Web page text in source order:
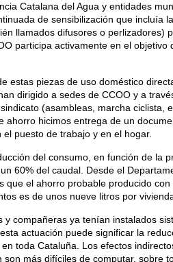
Catalana del Agua y entidades
de sensibilización que incluía la
llamados difusores o perlizadores)
participa activamente en el objetivo
estas piezas de uso doméstico
dirigido a sedes de CCOO y a
(asambleas, marcha ciclista,
ahorro hicimos entrega de un
puesto de trabajo y en el hogar.
del consumo, en función de la
60% del caudal. Desde el
que el ahorro probable producido con
es de unos nueve litros por
y compañeras ya tenían instalados
actuación puede significar la
toda Cataluña. Los efectos
son más difíciles de computar, sobre